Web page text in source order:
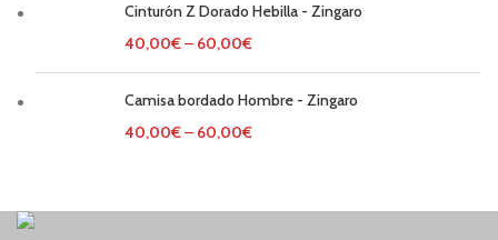
Cinturón Z Dorado Hebilla - Zingaro
40,00€– 60,00€
Camisa bordado Hombre - Zingaro
40,00€– 60,00€